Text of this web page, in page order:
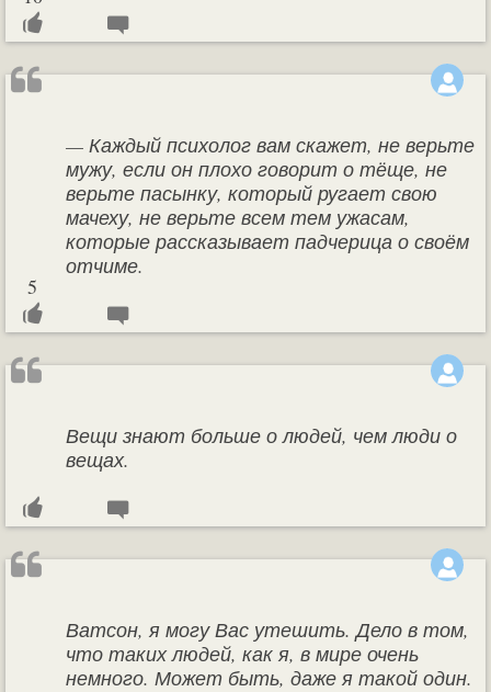
— Каждый психолог вам скажет, не верьте
мужу, если он плохо говорит о тёще, не
верьте пасынку, который ругает свою
мачеху, не верьте всем тем ужасам,
которые рассказывает падчерица о своём
отчиме.
5
Вещи знают больше о людей, чем люди о
вещах.
Ватсон, я могу Вас утешить. Дело в том,
что таких людей, как я, в мире очень
немного. Может быть, даже я такой один.